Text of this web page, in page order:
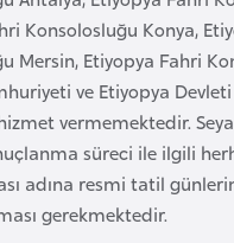
Konsolosluğu Konya,
Mersin, Etiyopya Fahri
ve Etiyopya
vermemektedir.
süreci ile ilgili
adına resmi tatil
gerekmektedir.